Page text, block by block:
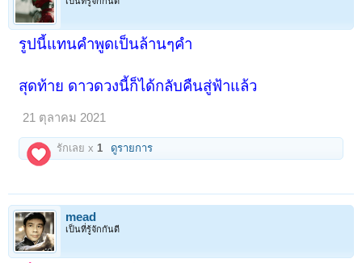
รูปนี้แทนคำพูดเป็นล้านๆคำ
สุดท้าย ดาวดวงนี้ก็ได้กลับคืนสู่ฟ้าแล้ว
21 ตุลาคม 2021
รักเลย x 1 ดูรายการ
mead
เป็นที่รู้จักกันดี